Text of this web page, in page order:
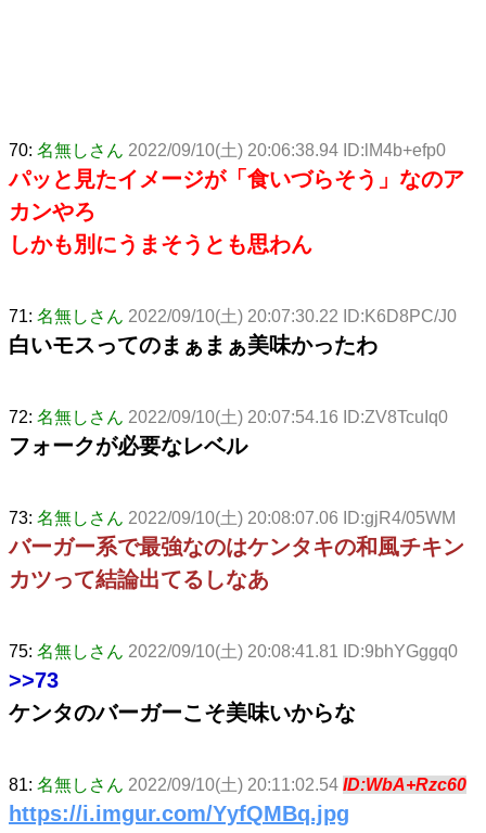
70: 名無しさん 2022/09/10(土) 20:06:38.94 ID:lM4b+efp0
パッと見たイメージが「食いづらそう」なのア
カンやろ
しかも別にうまそうとも思わん
71: 名無しさん 2022/09/10(土) 20:07:30.22 ID:K6D8PC/J0
白いモスってのまぁまぁ美味かったわ
72: 名無しさん 2022/09/10(土) 20:07:54.16 ID:ZV8TcuIq0
フォークが必要なレベル
73: 名無しさん 2022/09/10(土) 20:08:07.06 ID:gjR4/05WM
バーガー系で最強なのはケンタキの和風チキン
カツって結論出てるしなあ
75: 名無しさん 2022/09/10(土) 20:08:41.81 ID:9bhYGggq0
>>73
ケンタのバーガーこそ美味いからな
81: 名無しさん 2022/09/10(土) 20:11:02.54 ID:WbA+Rzc60
https://i.imgur.com/YyfQMBq.jpg